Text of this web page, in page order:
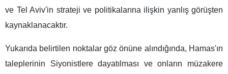
ve Tel Aviv'in strateji ve politikalarına ilişkin yanlış görüşten
kaynaklanacaktır.
Yukarıda belirtilen noktalar göz önüne alındığında, Hamas'ın
taleplerinin Siyonistlere dayatılması ve onların müzakere